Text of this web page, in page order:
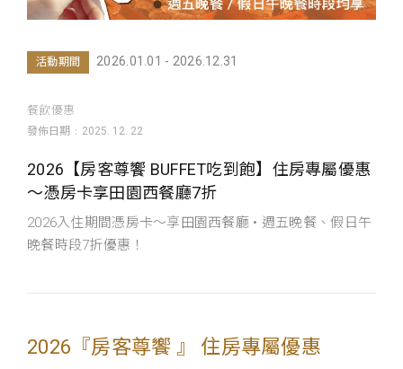
活動期間 2026.01.01 - 2026.12.31
餐飲優惠
發佈日期 2025. 12. 22
2026【房客尊饗 BUFFET吃到飽】住房專屬優惠
～憑房卡享田園西餐廳7折
2026入住期間憑房卡～享田園西餐廳 • 週五晚餐、假日午
晚餐時段7折優惠！
2026『房客尊饗 』 住房專屬優惠